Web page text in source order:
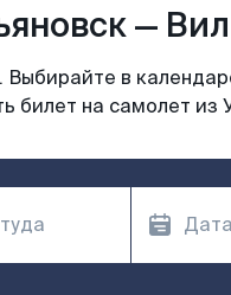
—
в
билет на самолет из